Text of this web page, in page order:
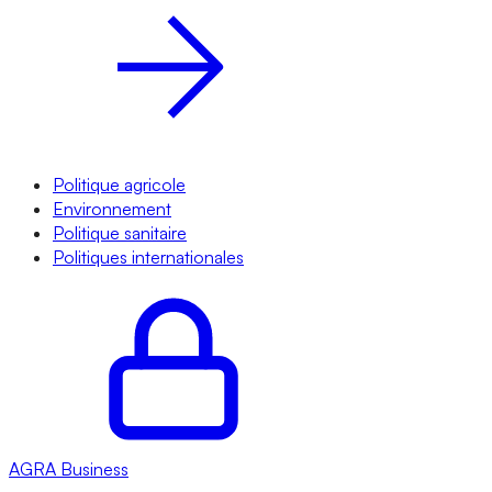
Politique agricole
Environnement
Politique sanitaire
Politiques internationales
AGRA Business